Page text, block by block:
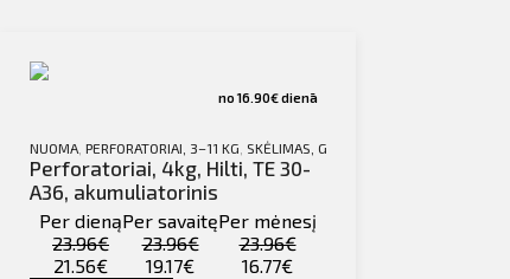
no 16.90€ dienā
NUOMA PERFORATORIAI, 3–11 KG SKĖLIMAS, GRĘŽIMAS, SRIEGIMAS
Perforatoriai, 4kg, Hilti, TE 30-
A36, akumuliatorinis
Per dieną
23.96€
21.56€
Per savaitę
23.96€
19.17€
Per mėnesį
23.96€
16.77€